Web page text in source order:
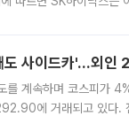
도 사이드카'…외인
계속하며 코스피가
에 거래되고 있다.